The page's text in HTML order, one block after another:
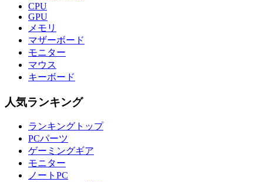
CPU
GPU
メモリ
マザーボード
モニター
マウス
キーボード
人気ランキング
ランキングトップ
PCパーツ
ゲーミングギア
モニター
ノートPC